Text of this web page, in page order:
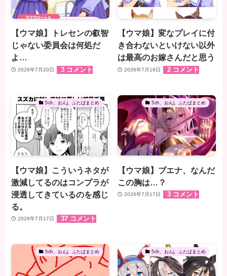
【ウマ娘】トレセンの叡智
じゃない委員会は何処だ
よ…
2026年7月20日 3 コメント
【ウマ娘】変なプレイに付
き合わないといけない以外
は最高のお嫁さんだと思う
2026年7月18日 2 コメント
5ch、おんj、ふたばまとめ
【ウマ娘】こういうネタが
激減してるのはコンプラが
浸透してきているのを感じ
る。
2026年7月17日 37 コメント
5ch、おんj、ふたばまとめ
【ウマ娘】ブエナ、なんだ
この胸は…？
2026年7月17日 3 コメント
5ch、おんj、ふたばまとめ 5ch、おんj、ふたばまとめ